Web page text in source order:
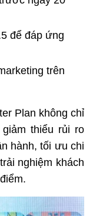
để đáp ứng
trên
Plan không chỉ
thiểu rủi ro
hành, tối ưu chi
nghiệm khách